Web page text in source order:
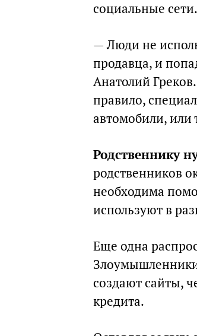
социальные сети.
— Люди не
продавца, и
Анатолий
правило,
автомобили, или
Родственнику
родственников
необходима
используют в
Еще одна
создают сайты,
кредита.